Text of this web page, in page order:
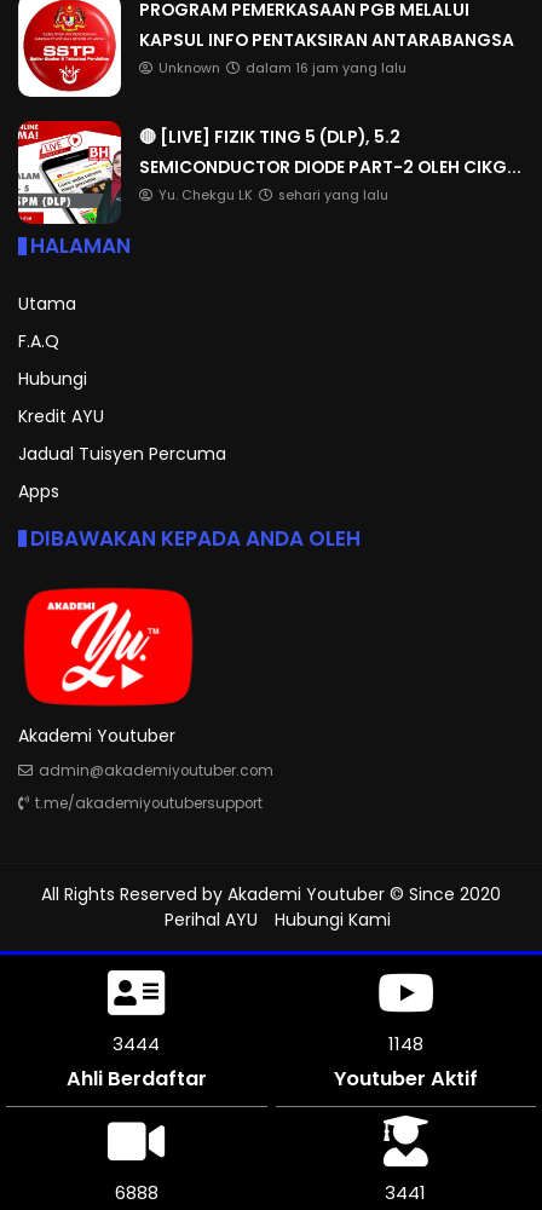
PROGRAM PEMERKASAAN PGB MELALUI
KAPSUL INFO PENTAKSIRAN ANTARABANGSA
Unknown dalam 16 jam yang lalu
🔴 [LIVE] FIZIK TING 5 (DLP), 5.2
SEMICONDUCTOR DIODE PART-2 OLEH CIKG...
Yu. Chekgu LK sehari yang lalu
HALAMAN
Utama
F.A.Q
Hubungi
Kredit AYU
Jadual Tuisyen Percuma
Apps
DIBAWAKAN KEPADA ANDA OLEH
Akademi Youtuber
admin@akademiyoutuber.com
t.me/akademiyoutubersupport
All Rights Reserved by Akademi Youtuber © Since 2020
Perihal AYU
Hubungi Kami
3789
Ahli Berdaftar
1263
Youtuber Aktif
7572 3786